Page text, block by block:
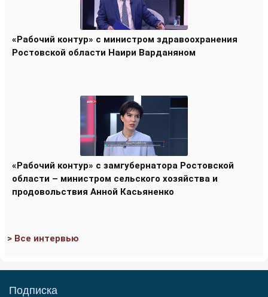
«Рабочий контур» с министром здравоохранения
Ростовской области Наири Варданяном
«Рабочий контур» с замгубернатора Ростовской
области – министром сельского хозяйства и
продовольствия Анной Касьяненко
> Все интервью
Подписка